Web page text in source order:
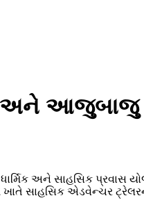
અને આજુબાજુ
ધાર્મિક અને સાહસિક
સાહસિક એડવેન્ચર